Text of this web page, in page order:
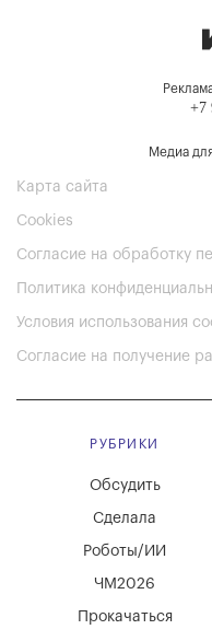
+7
Медиа
Карта сайта
Cookies
Согласие на обработку
Политика
Условия использования
Согласие на получение
РУБРИКИ
Обсудить
Сделала
Роботы/ИИ
ЧМ2026
Прокачаться